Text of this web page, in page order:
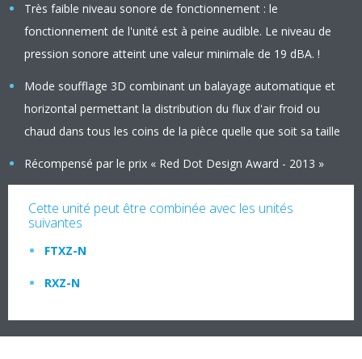
Très faible niveau sonore de fonctionnement : le
fonctionnement de l'unité est à peine audible. Le niveau de
pression sonore atteint une valeur minimale de 19 dBA. !
Mode soufflage 3D combinant un balayage automatique et
horizontal permettant la distribution du flux d'air froid ou
chaud dans tous les coins de la pièce quelle que soit sa taille
Récompensé par le prix « Red Dot Design Award - 2013 »
Cette unité peut être combinée avec les unités
suivantes
FTXZ-N
RXZ-N